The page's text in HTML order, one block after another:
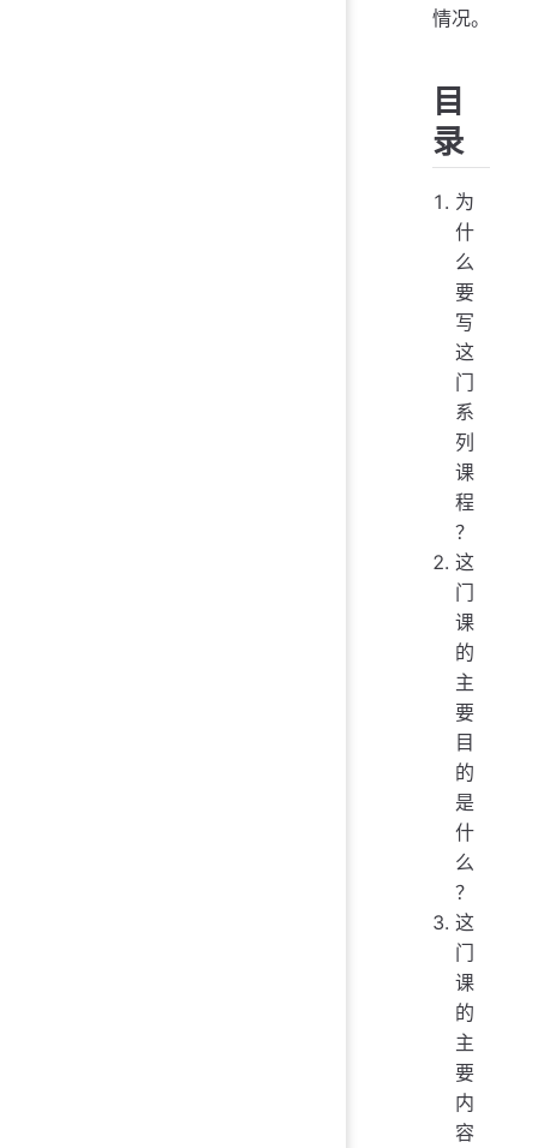
情况。
目
录
为
什
么
要
写
这
门
系
列
课
程
？
这
门
课
的
主
要
目
的
是
什
么
？
这
门
课
的
主
要
内
容